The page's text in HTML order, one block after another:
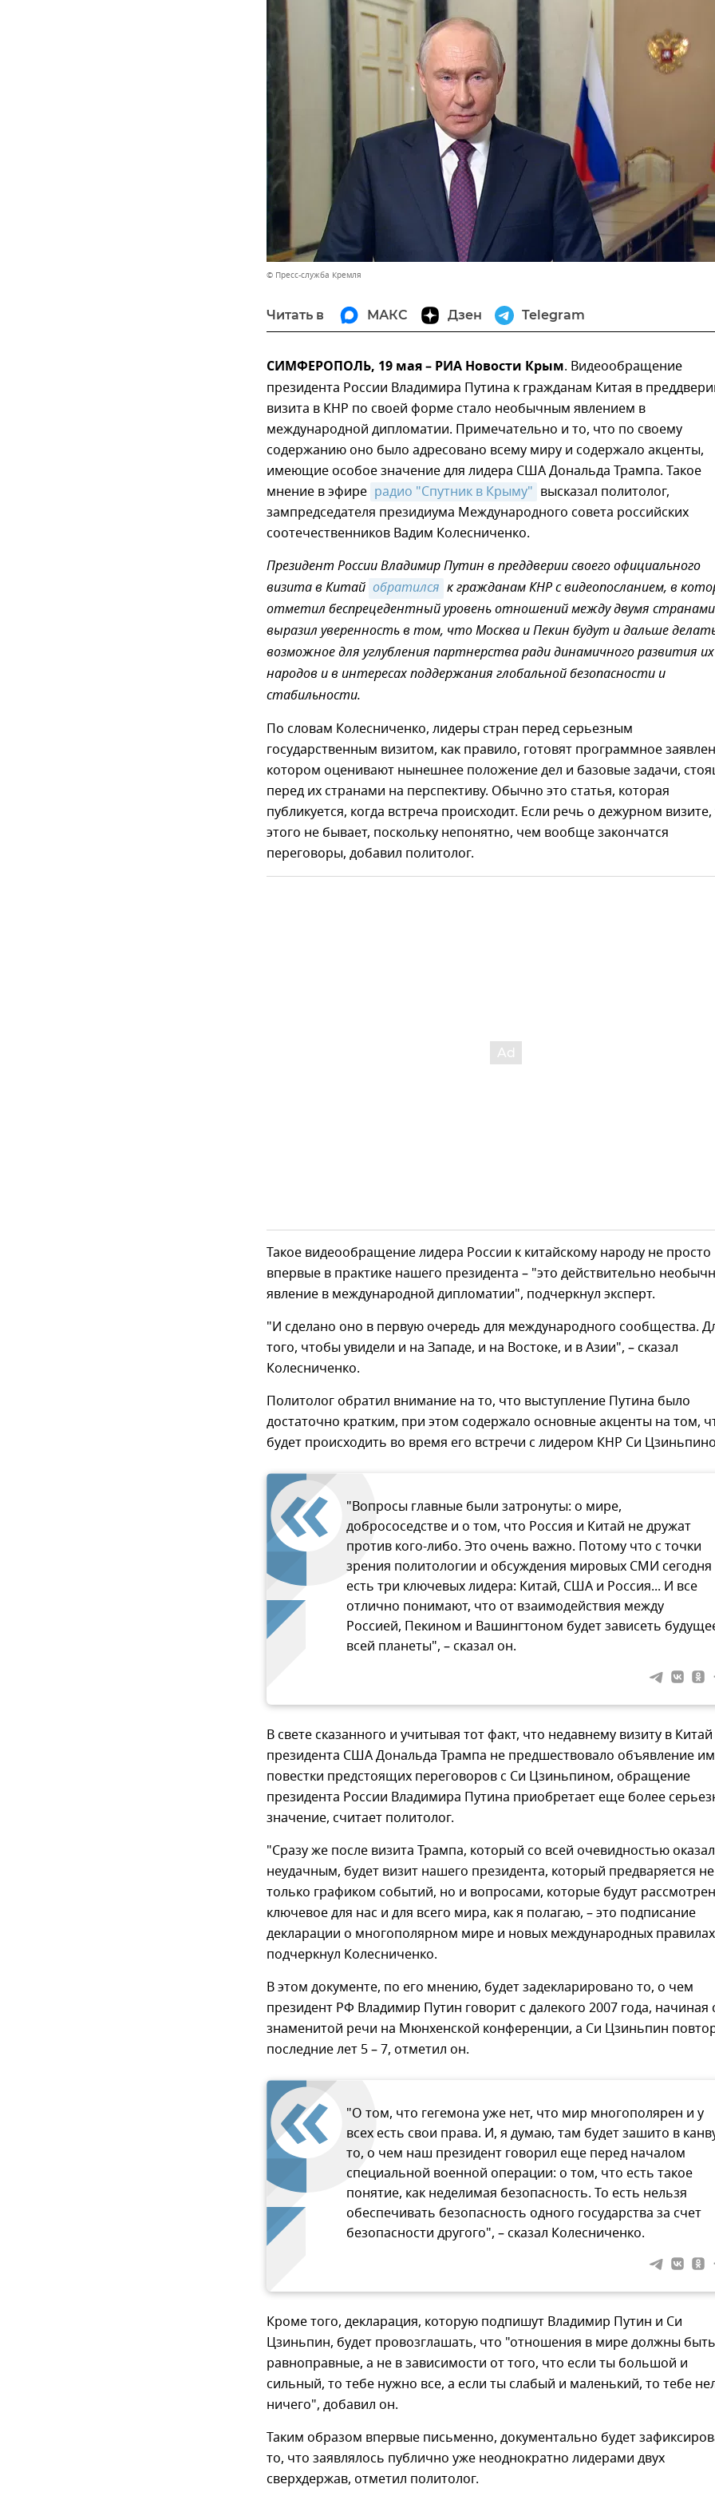
© Пресс-служба Кремля
Читать в МАКС Дзен Telegram
СИМФЕРОПОЛЬ, 19 мая – РИА Новости Крым. Видеообращение
президента России Владимира Путина к гражданам Китая в
визита в КНР по своей форме стало необычным явлением в
международной дипломатии. Примечательно и то, что по своему
содержанию оно было адресовано всему миру и содержало акценты,
имеющие особое значение для лидера США Дональда Трампа. Такое
мнение в эфире радио "Спутник в Крыму" высказал политолог,
зампредседателя президиума Международного совета российских
соотечественников Вадим Колесниченко.
Президент России Владимир Путин в преддверии своего официального
визита в Китай обратился к гражданам КНР с видеопосланием, в
отметил беспрецедентный уровень отношений между двумя
выразил уверенность в том, что Москва и Пекин будут и дальше
возможное для углубления партнерства ради динамичного развития их
народов и в интересах поддержания глобальной безопасности и
стабильности.
По словам Колесниченко, лидеры стран перед серьезным
государственным визитом, как правило, готовят программное
котором оценивают нынешнее положение дел и базовые задачи,
перед их странами на перспективу. Обычно это статья, которая
публикуется, когда встреча происходит. Если речь о дежурном визите,
этого не бывает, поскольку непонятно, чем вообще закончатся
переговоры, добавил политолог.
Такое видеообращение лидера России к китайскому народу не просто
впервые в практике нашего президента – "это действительно
явление в международной дипломатии", подчеркнул эксперт.
"И сделано оно в первую очередь для международного сообщества.
того, чтобы увидели и на Западе, и на Востоке, и в Азии", – сказал
Колесниченко.
Политолог обратил внимание на то, что выступление Путина было
достаточно кратким, при этом содержало основные акценты на том,
будет происходить во время его встречи с лидером КНР Си
"Вопросы главные были затронуты: о мире,
добрососедстве и о том, что Россия и Китай не дружат
против кого-либо. Это очень важно. Потому что с точки
зрения политологии и обсуждения мировых СМИ сегодня
есть три ключевых лидера: Китай, США и Россия... И все
отлично понимают, что от взаимодействия между
Россией, Пекином и Вашингтоном будет зависеть
всей планеты", – сказал он.
В свете сказанного и учитывая тот факт, что недавнему визиту в Китай
президента США Дональда Трампа не предшествовало объявление им
повестки предстоящих переговоров с Си Цзиньпином, обращение
президента России Владимира Путина приобретает еще более
значение, считает политолог.
"Сразу же после визита Трампа, который со всей очевидностью
неудачным, будет визит нашего президента, который предваряется не
только графиком событий, но и вопросами, которые будут
ключевое для нас и для всего мира, как я полагаю, – это подписание
декларации о многополярном мире и новых международных
подчеркнул Колесниченко.
В этом документе, по его мнению, будет задекларировано то, о чем
президент РФ Владимир Путин говорит с далекого 2007 года, начиная
знаменитой речи на Мюнхенской конференции, а Си Цзиньпин
последние лет 5 – 7, отметил он.
"О том, что гегемона уже нет, что мир многополярен и у
всех есть свои права. И, я думаю, там будет зашито в
то, о чем наш президент говорил еще перед началом
специальной военной операции: о том, что есть такое
понятие, как неделимая безопасность. То есть нельзя
обеспечивать безопасность одного государства за счет
безопасности другого", – сказал Колесниченко.
Кроме того, декларация, которую подпишут Владимир Путин и Си
Цзиньпин, будет провозглашать, что "отношения в мире должны быть
равноправные, а не в зависимости от того, что если ты большой и
сильный, то тебе нужно все, а если ты слабый и маленький, то тебе
ничего", добавил он.
Таким образом впервые письменно, документально будет
то, что заявлялось публично уже неоднократно лидерами двух
сверхдержав, отметил политолог.